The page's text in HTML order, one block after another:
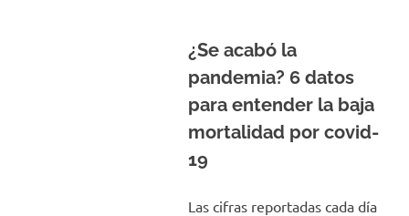
¿Se acabó la
pandemia? 6 datos
para entender la baja
mortalidad por covid-
19
Las cifras reportadas cada día